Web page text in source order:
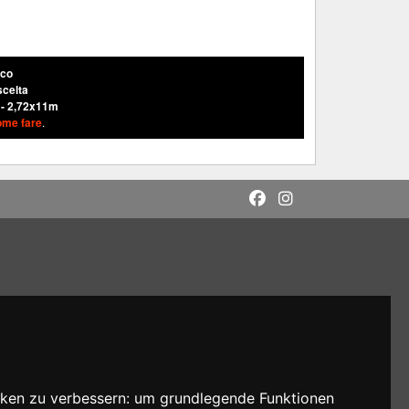
zu verbessern: um grundlegende Funktionen
2,72x11m
fare.